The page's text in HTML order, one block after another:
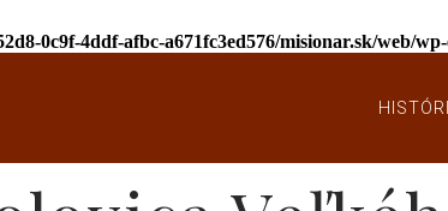
0c9f-4ddf-afbc-a671fc3ed576/misionar.sk/web/